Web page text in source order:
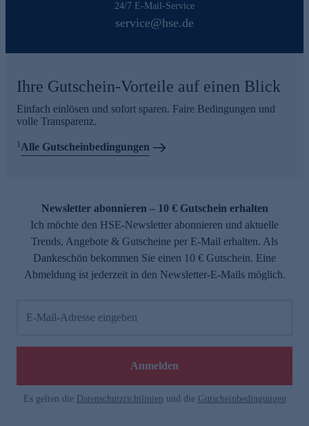
24/7 E-Mail-Service
service@hse.de
Ihre Gutschein-Vorteile auf einen Blick
Einfach einlösen und sofort sparen. Faire Bedingungen und
volle Transparenz.
1Alle Gutscheinbedingungen
Newsletter abonnieren – 10 € Gutschein erhalten
Ich möchte den HSE-Newsletter abonnieren und aktuelle
Trends, Angebote & Gutscheine per E-Mail erhalten. Als
Dankeschön bekommen Sie einen 10 € Gutschein. Eine
Abmeldung ist jederzeit in den Newsletter-E-Mails möglich.
E-Mail-Adresse eingeben
Anmelden
Es gelten die Datenschutzrichtlinien und die Gutscheinbedingungen